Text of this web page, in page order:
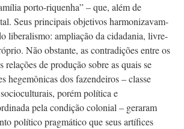
porto-riquenha” – que, além de
Seus principais objetivos harmonizavam-
liberalismo: ampliação da cidadania, livre-
Não obstante, as contradições entre os
relações de produção sobre as quais se
hegemônicas dos fazendeiros – classe
porém política e
pela condição colonial – geraram
político pragmático que seus artífices